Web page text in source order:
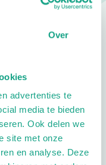
Over
advertenties te
media te bieden
Ook delen we
site met onze
en analyse. Deze